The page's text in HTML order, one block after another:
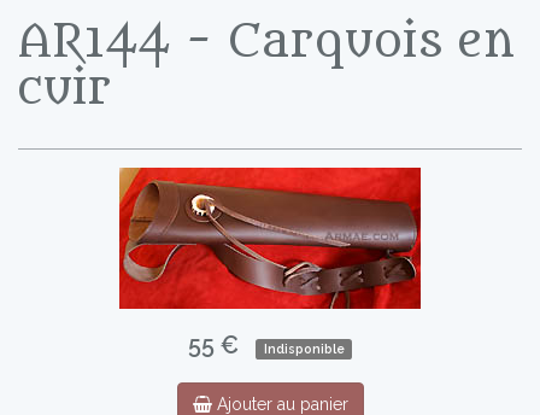
AR144 - Carquois en
cuir
55 € Indisponible
Ajouter au panier